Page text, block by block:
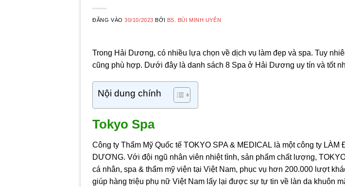
ĐĂNG VÀO30/10/2023 BỞI BS. BÙI MINH UYÊN
Trong Hải Dương, có nhiều lựa chọn về dịch vụ làm đẹp và spa. Tuy
cũng phù hợp. Dưới đây là danh sách 8 Spa ở Hải Dương uy tín và tốt
Nội dung chính
Tokyo Spa
Công ty Thẩm Mỹ Quốc tế TOKYO SPA & MEDICAL là một công ty
DƯƠNG. Với đội ngũ nhân viên nhiệt tình, sản phẩm chất lượng,
cá nhân, spa & thẩm mỹ viện tại Việt Nam, phục vụ hơn 200.000 lượt
giúp hàng triệu phụ nữ Việt Nam lấy lại được sự tự tin về làn da khuôn